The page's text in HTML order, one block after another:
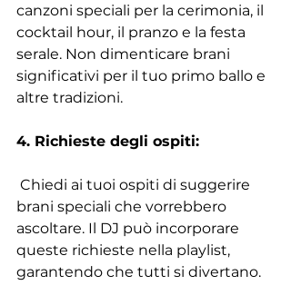
canzoni speciali per la cerimonia, il
cocktail hour, il pranzo e la festa
serale. Non dimenticare brani
significativi per il tuo primo ballo e
altre tradizioni.
4. Richieste degli ospiti:
brani speciali che vorrebbero
ascoltare. Il DJ può incorporare
queste richieste nella playlist,
garantendo che tutti si divertano.